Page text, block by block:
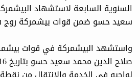
السنوية السابعة لاستشهاد
سعيد حسو ضمن قوات بيشمركة روج
واستشهد البيشمركة في قوات